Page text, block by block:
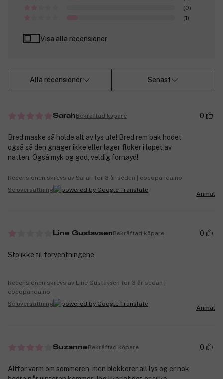
(0)
(1)
Visa alla recensioner
Alla recensioner Senast
SarahBekräftad köpare 0
Bred maske så holde alt av lys ute! Bred rem bak hodet
også så den gnager ikke eller lager floker i løpet av
natten. Også myk og god, veldig fornøyd!
Recensionen skrevs av Sarah för 3 år sedan | cocopanda.no
Se översättning
Anmäl
Line GustavsenBekräftad köpare 0
Sto ikke til forventningene
Recensionen skrevs av Line Gustavsen för 3 år sedan |
cocopanda.no
Se översättning
Anmäl
SuzanneBekräftad köpare 0
Altfor varm om sommeren, men blokkerer all lys og er nok